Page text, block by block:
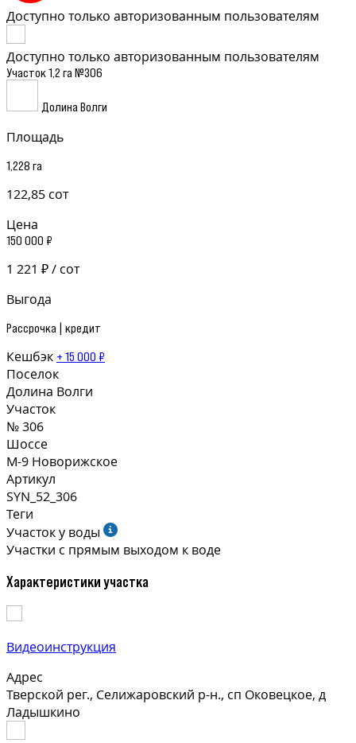
Доступно только авторизованным пользователям
Доступно только авторизованным пользователям
Участок 1,2 га №306
Долина Волги
Площадь
1,228 га
122,85 сот
Цена
150 000 ₽
1 221 ₽ / сот
Выгода
Рассрочка | кредит
Кешбэк + 15 000 ₽
Поселок
Долина Волги
Участок
№ 306
Шоссе
М-9 Новорижское
Артикул
SYN_52_306
Теги
Участок у воды
Участки с прямым выходом к воде
Характеристики участка
Видеоинструкция
Адрес
Тверской рег., Селижаровский р-н., сп Оковецкое, д
Ладышкино